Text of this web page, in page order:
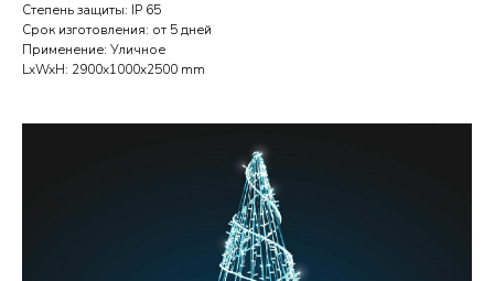
Степень защиты: IP 65
Срок изготовления: от 5 дней
Применение: Уличное
LxWxH: 2900x1000x2500 mm